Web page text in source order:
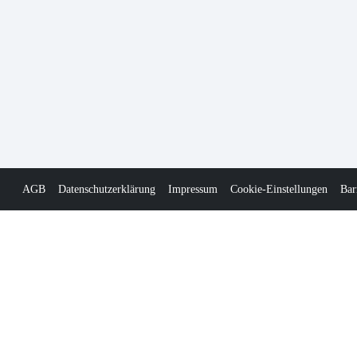
AGB Datenschutzerklärung Impressum Cookie-Einstellungen